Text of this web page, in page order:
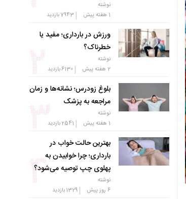
نوشته
1 هفته پیش
|
7943بازدید
ورزش در بارداری؛ مفید یا
خطرناک؟
نوشته
2 هفته پیش
|
6130بازدید
بلوغ زودرس؛ نشانه‌ها و زمان
مراجعه به پزشک
نوشته
1 هفته پیش
|
2541بازدید
بهترین حالت خواب در
بارداری؛ چرا خوابیدن به
پهلوی چپ توصیه می‌شود؟
نوشته
6 روز پیش
|
1329بازدید